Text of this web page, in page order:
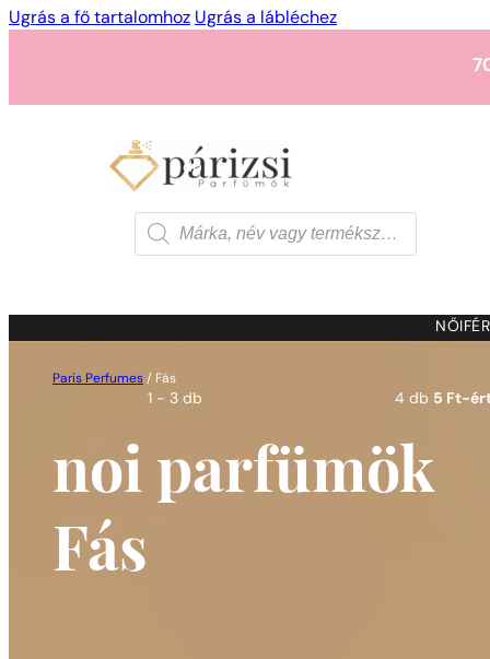
Ugrás a fő tartalomhoz Ugrás a lábléchez
1 - 3 db
1 - 3 db 4 db 5 Ft-
Products
search
NŐI
Paris Perfumes / Fás
noi parfümök
Fás